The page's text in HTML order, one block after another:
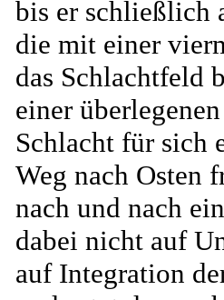
bis er schließlich
die mit einer
das Schlachtfeld
einer
Schlacht für sich
Weg nach Osten
nach und nach
dabei nicht auf
auf Integration